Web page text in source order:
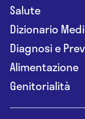
Salute
Dizionario
Diagnosi e
Alimentazione
Genitorialità